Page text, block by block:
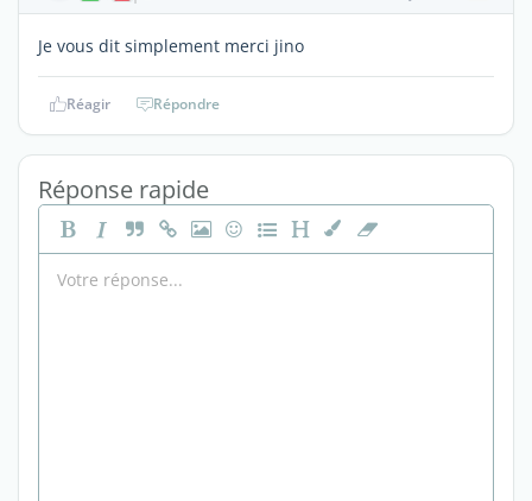
Je vous dit simplement merci jino
Réagir Répondre
Réponse rapide